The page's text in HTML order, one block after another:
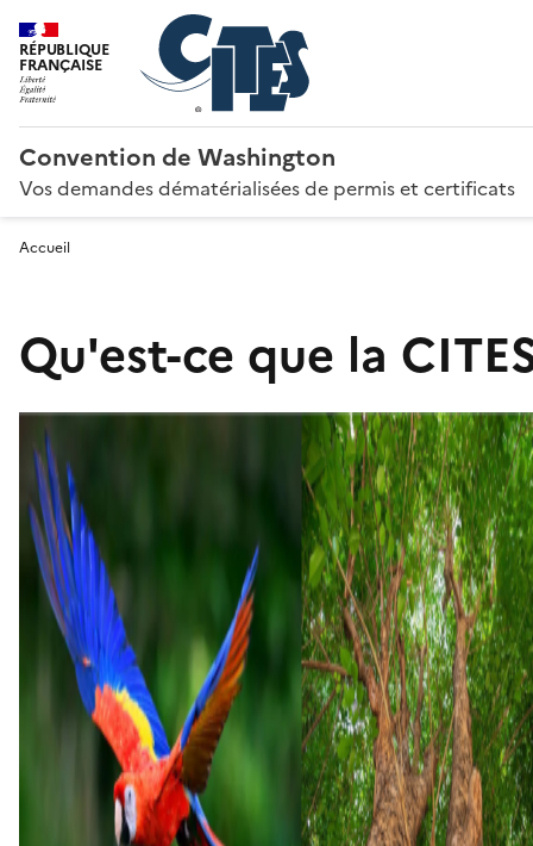
RÉPUBLIQUE
FRANÇAISE
Convention de Washington
Vos demandes dématérialisées de permis et certificats
Accueil
Qu'est-ce que la